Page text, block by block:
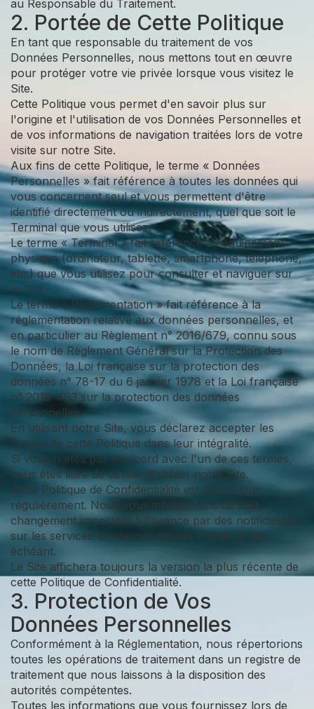
au Responsable du Traitement.
2. Portée de Cette Politique
En tant que responsable du traitement de vos
Données Personnelles, nous mettons tout en œuvre
pour protéger votre vie privée lorsque vous visitez le
Site.
Cette Politique vous permet d'en savoir plus sur
l'origine et l'utilisation de vos Données Personnelles et
de vos informations de navigation traitées lors de votre
visite sur notre Site.
Aux fins de cette Politique, le terme « Données
Personnelles » fait référence à toutes les données qui
vous concernent seul et vous permettent d'être
identifié directement ou indirectement, quel que soit le
Terminal que vous utilisez.
Le terme « Terminal » fait référence à l'équipement
physique (ordinateur, tablette, smartphone, téléphone,
etc.) que vous utilisez pour consulter et naviguer sur
le Site.
Le terme « Réglementation » fait référence à la
réglementation relative aux données personnelles, et
en particulier au Règlement n° 2016/679, connu sous
le nom de Règlement Général sur la Protection des
Données, la Loi française sur la protection des
données n° 78-17 du 6 janvier 1978 et la Loi française
n° 2018-493 sur la protection des données
personnelles.
En utilisant notre Site, vous déclarez accepter les
termes de cette Politique dans leur intégralité.
Si vous n'êtes pas d'accord avec l'un de ces termes,
vous êtes libre de cesser d'utiliser notre Site.
Cette Politique de Confidentialité est mise à jour
régulièrement. Nous vous informerons de tout
changement important à l'avance par des notifications
sur les services concernés ou par e-mail, le cas
échéant.
Le Site affichera toujours la version la plus récente de
cette Politique de Confidentialité.
3. Protection de Vos
Données Personnelles
Conformément à la Réglementation, nous répertorions
toutes les opérations de traitement dans un registre de
traitement que nous laissons à la disposition des
autorités compétentes.
Toutes les informations que vous fournissez lors de